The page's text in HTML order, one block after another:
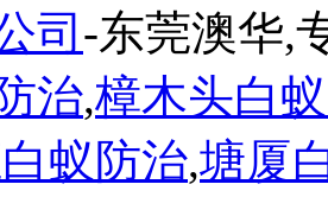
司 -东莞澳华,
治,樟木头白
蚁防治,塘厦